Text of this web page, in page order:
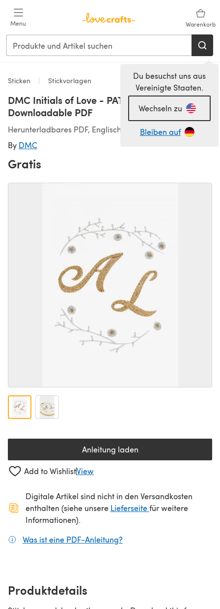
Menu Warenkorb
Du besuchst uns aus
Vereinigte Staaten.
Wechseln zu
Bleiben auf
Sticken Stickvorlagen
DMC Initials of Love - PAT1228S -
Downloadable PDF
Herunterladbares PDF, Englisch, Französisch
By DMC
Gratis
Anleitung laden(öffnet sich in einem neuen
Add to WishlistView
Digitale Artikel sind nicht in den Versandkosten
enthalten (siehe unsere Lieferseite(öffnet sich in
für weitere
Informationen).
Was ist eine PDF-Anleitung?
Produktdetails